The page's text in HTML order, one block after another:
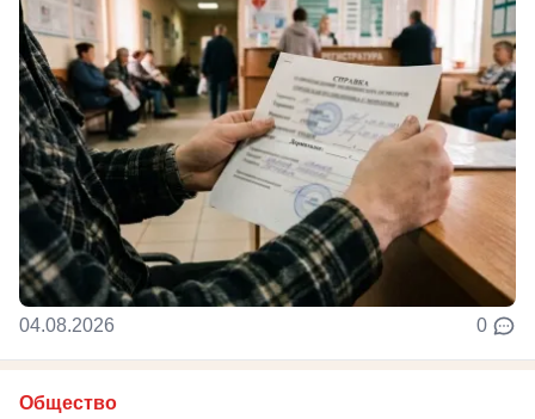
04.08.2026 0
Общество